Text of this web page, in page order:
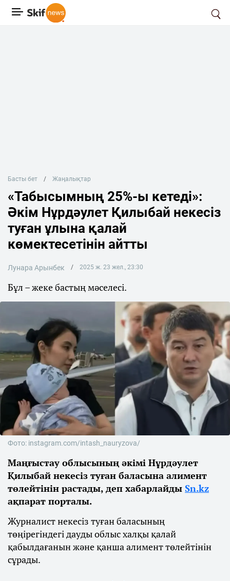
Басты бет Жаңалықтар
«Табысымның 25%-ы кетеді»:
Әкім Нұрдәулет Қилыбай некесіз
туған ұлына қалай
көмектесетінін айтты
Лунара Арынбек 2025 ж. 23 жел., 23:30
Бұл – жеке бастың мәселесі.
Фото: instagram.com/intash_nauryzova/
Маңғыстау облысының әкімі Нұрдәулет
Қилыбай некесіз туған баласына алимент
төлейтінін растады, деп хабарлайды Sn.kz
ақпарат порталы.
Журналист некесіз туған баласының
төңірегіндегі дауды облыс халқы қалай
қабылдағанын және қанша алимент төлейтінін
сұрады.